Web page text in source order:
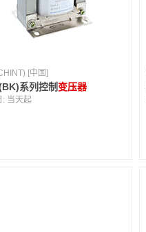
[中国]
系列控制 变压器
: 当天起